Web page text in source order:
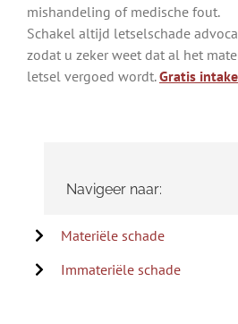
mishandeling of medische fout.
Schakel altijd letselschade
zodat u zeker weet dat al het
letsel vergoed wordt.Gratis
Navigeer naar:
Materiële schade
Immateriële schade